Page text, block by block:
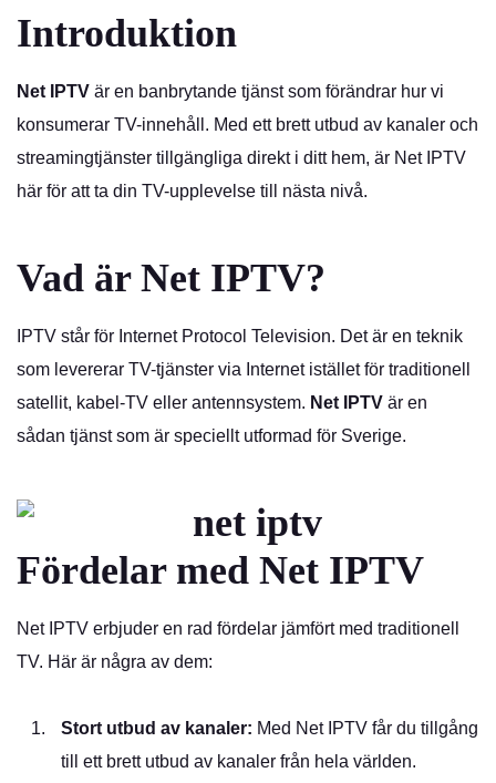
Introduktion
Net IPTV är en banbrytande tjänst som förändrar hur vi
konsumerar TV-innehåll. Med ett brett utbud av kanaler och
streamingtjänster tillgängliga direkt i ditt hem, är Net IPTV
här för att ta din TV-upplevelse till nästa nivå.
Vad är Net IPTV?
IPTV står för Internet Protocol Television. Det är en teknik
som levererar TV-tjänster via Internet istället för traditionell
satellit, kabel-TV eller antennsystem. Net IPTV är en
sådan tjänst som är speciellt utformad för Sverige.
Fördelar med Net IPTV
Net IPTV erbjuder en rad fördelar jämfört med traditionell
TV. Här är några av dem:
Stort utbud av kanaler: Med Net IPTV får du tillgång
till ett brett utbud av kanaler från hela världen.